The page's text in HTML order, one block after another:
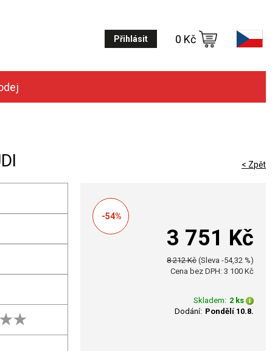
Přihlásit 0 Kč
< Zpět
-54%
3 751 Kč
8 212 Kč (Sleva -54,32 %)
Cena bez DPH: 3 100 Kč
Skladem: 2 ks
Dodání: Pondělí 10.8.